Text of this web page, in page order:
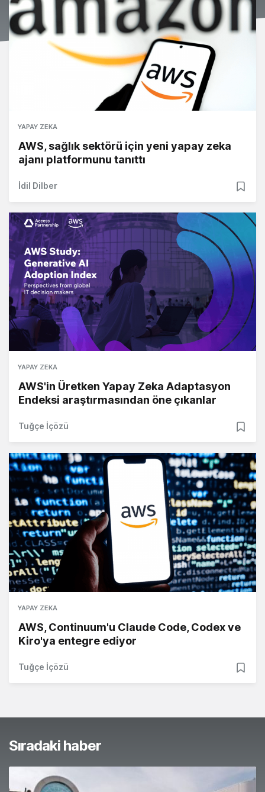
YAPAY ZEKA
AWS, sağlık sektörü için yeni yapay zeka
ajanı platformunu tanıttı
İdil Dilber
YAPAY ZEKA
AWS'in Üretken Yapay Zeka Adaptasyon
Endeksi araştırmasından öne çıkanlar
Tuğçe İçözü
YAPAY ZEKA
AWS, Continuum'u Claude Code, Codex ve
Kiro'ya entegre ediyor
Tuğçe İçözü
Sıradaki haber